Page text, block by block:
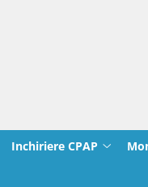
Inchiriere CPAP